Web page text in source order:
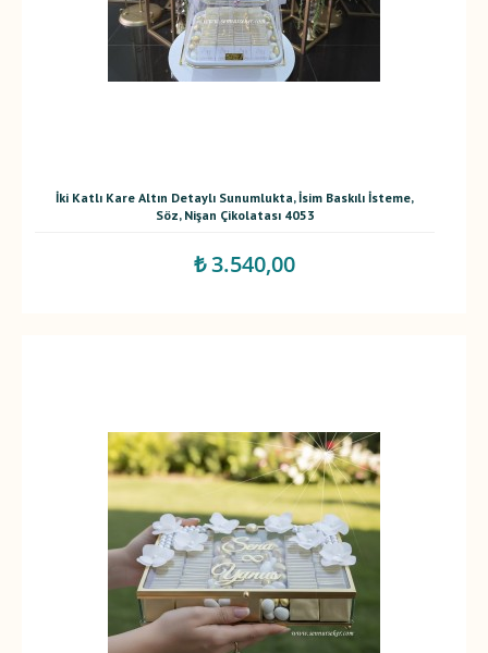
İki Katlı Kare Altın Detaylı Sunumlukta, İsim Baskılı İsteme,
Söz, Nişan Çikolatası 4053
₺ 3.540,00